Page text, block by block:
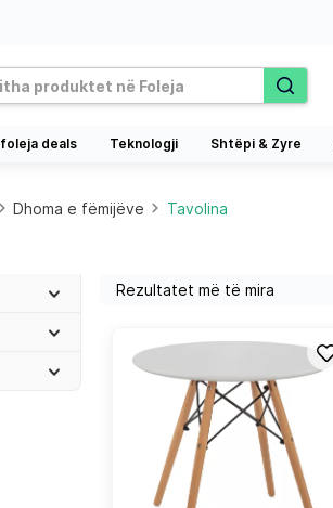
foleja deals Teknologji Shtëpi & Zyre
Dhoma e fëmijëve Tavolina